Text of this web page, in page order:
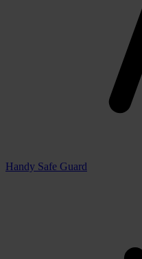
Handy Safe Guard